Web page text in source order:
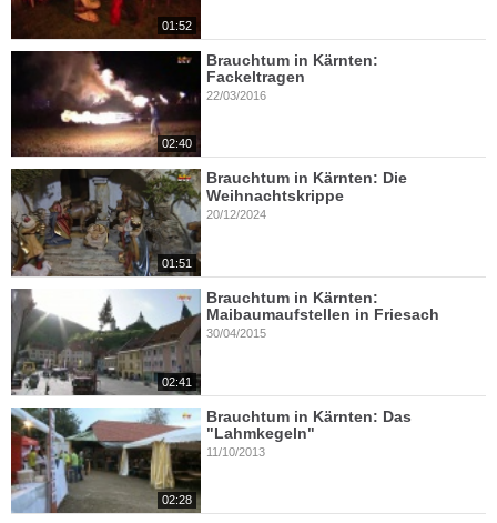
01:52
02:40
Brauchtum in Kärnten:
Fackeltragen
22/03/2016
01:51
Brauchtum in Kärnten: Die
Weihnachtskrippe
20/12/2024
02:41
Brauchtum in Kärnten:
Maibaumaufstellen in Friesach
30/04/2015
02:28
Brauchtum in Kärnten: Das
"Lahmkegeln"
11/10/2013